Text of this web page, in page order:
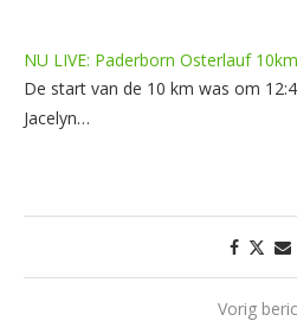
NU LIVE: Paderborn Osterlauf 10km
De start van de 10 km was om
Jacelyn…
Vorig